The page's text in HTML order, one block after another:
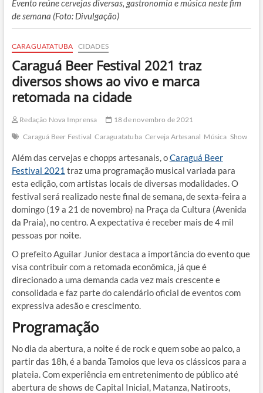
Evento reúne cervejas diversas, gastronomia e música neste fim
de semana (Foto: Divulgação)
CARAGUATATUBA CIDADES
Caraguá Beer Festival 2021 traz
diversos shows ao vivo e marca
retomada na cidade
Redação Nova Imprensa
18 de novembro de 2021
Caraguá Beer Festival Caraguatatuba Cerveja Artesanal Música Show
Além das cervejas e chopps artesanais, oCaraguá Beer
Festival 2021 traz uma programação musical variada para
esta edição, com artistas locais de diversas modalidades. O
festival será realizado neste final de semana, de sexta-feira a
domingo (19 a 21 de novembro) na Praça da Cultura (Avenida
da Praia), no centro. A expectativa é receber mais de 4 mil
pessoas por noite.
O prefeito Aguilar Junior destaca a importância do evento que
visa contribuir com a retomada econômica, já que é
direcionado a uma demanda cada vez mais crescente e
consolidada e faz parte do calendário oficial de eventos com
expressiva adesão e crescimento.
Programação
No dia da abertura, a noite é de rock e quem sobe ao palco, a
partir das 18h, é a banda Tamoios que leva os clássicos para a
plateia. Com experiência em entretenimento de público até
abertura de shows de Capital Inicial, Matanza, Natiroots,